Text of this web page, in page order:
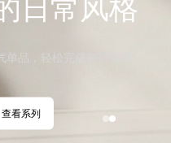
日常风格
品，轻松完成每日穿搭
查看系列